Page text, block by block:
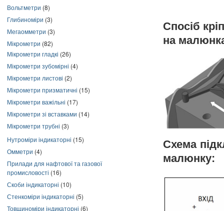
Вольтметри (8)
Глибиноміри (3)
Мегаомметри (3)
Мікрометри (82)
Мікрометри гладкі (26)
Мікрометри зубомірні (4)
Мікрометри листові (2)
Мікрометри призматичні (15)
Мікрометри важільні (17)
Мікрометри зі вставками (14)
Мікрометри трубні (3)
Нутроміри індикаторні (15)
Омметри (4)
Прилади для нафтової та газової
промисловості (16)
Скоби індикаторні (10)
Стенкоміри індикаторні (5)
Товщиноміри індикаторні (6)
Спосіб
на
Схема
малюнку: